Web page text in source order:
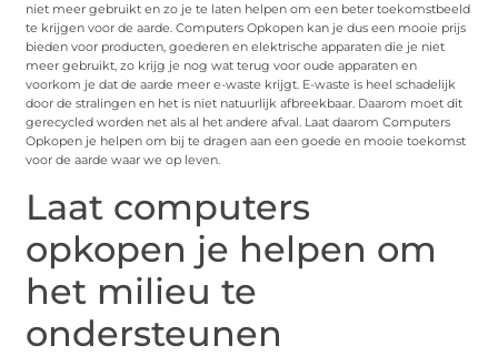
niet meer gebruikt en zo je te laten helpen om een beter toekomstbeeld
te krijgen voor de aarde. Computers Opkopen kan je dus een mooie prijs
bieden voor producten, goederen en elektrische apparaten die je niet
meer gebruikt, zo krijg je nog wat terug voor oude apparaten en
voorkom je dat de aarde meer e-waste krijgt. E-waste is heel schadelijk
door de stralingen en het is niet natuurlijk afbreekbaar. Daarom moet dit
gerecycled worden net als al het andere afval. Laat daarom Computers
Opkopen je helpen om bij te dragen aan een goede en mooie toekomst
voor de aarde waar we op leven.
Laat computers
opkopen je helpen om
het milieu te
ondersteunen